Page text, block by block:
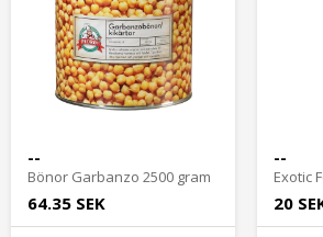
--
Bönor Garbanzo 2500 gram
64.35 SEK
--
20